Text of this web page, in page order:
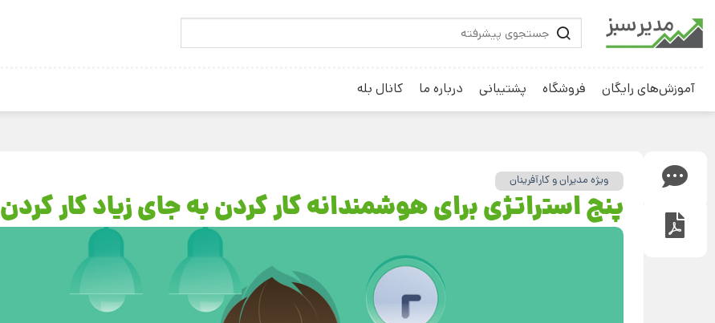
آموزش‌های رایگان فروشگاه پشتیبانی درباره ما کانال بله
ویژه مدیران و کارآفرینان
پنج استراتژی برای هوشمندانه کار کردن به جای زیاد کار کردن